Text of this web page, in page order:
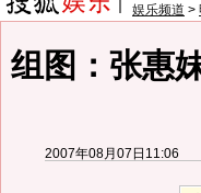
娱乐频道 >
组图：张惠
2007年08月07日11:06